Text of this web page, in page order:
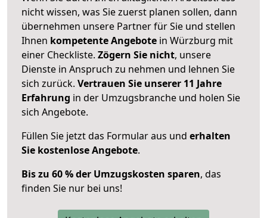
nicht wissen, was Sie zuerst planen sollen, dann
übernehmen unsere Partner für Sie und stellen
Ihnen kompetente Angebote in Würzburg mit
einer Checkliste. Zögern Sie nicht, unsere
Dienste in Anspruch zu nehmen und lehnen Sie
sich zurück. Vertrauen Sie unserer 11 Jahre
Erfahrung in der Umzugsbranche und holen Sie
sich Angebote.
Füllen Sie jetzt das Formular aus und erhalten
Sie kostenlose Angebote.
Bis zu 60 % der Umzugskosten sparen, das
finden Sie nur bei uns!